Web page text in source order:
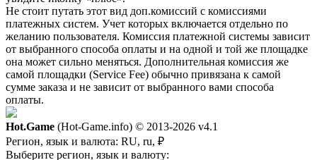
Не стоит путать этот вид доп.комиссий с комиссиями
платежных систем. Учет которых включается отдельно по
желанию пользователя. Комиссия платежной системы зависит
от выбранного способа оплаты и на одной и той же площадке
она может сильно меняться. Дополнительная комиссия же
самой площадки (Service Fee) обычно привязана к самой
сумме заказа и не зависит от выбранного вами способа
оплаты.
Hot.Game (Hot-Game.info) © 2013-2026 v4.1
Регион, язык и валюта: RU, ru, ₽
Выберите регион, язык и валюту: